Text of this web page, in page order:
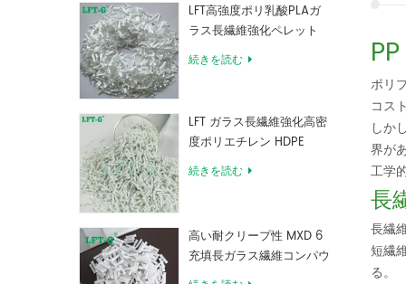
LFT高強度ポリ乳酸PLAガ
ラス長繊維強化ペレット
続きを読む
LFT ガラス長繊維強化高密
度ポリエチレン HDPE
続きを読む
高い耐クリープ性 MXD 6
充填長ガラス繊維コンパウ
ンド
ポリ
コス
しか
界が
工学
長
長繊
短繊
る。